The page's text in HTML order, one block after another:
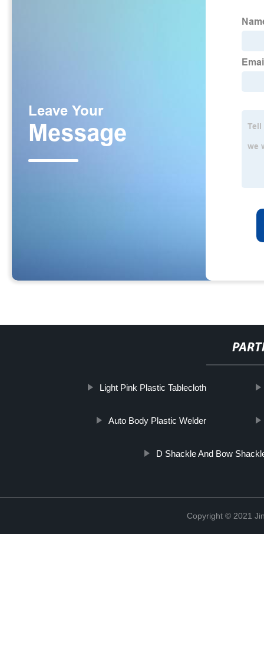
Light Pink Plastic Tablecloth
Auto Body Plastic Welder
D Shackle And Bow
Copyright © 2021